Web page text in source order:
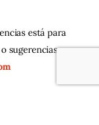
está para
sugerencias